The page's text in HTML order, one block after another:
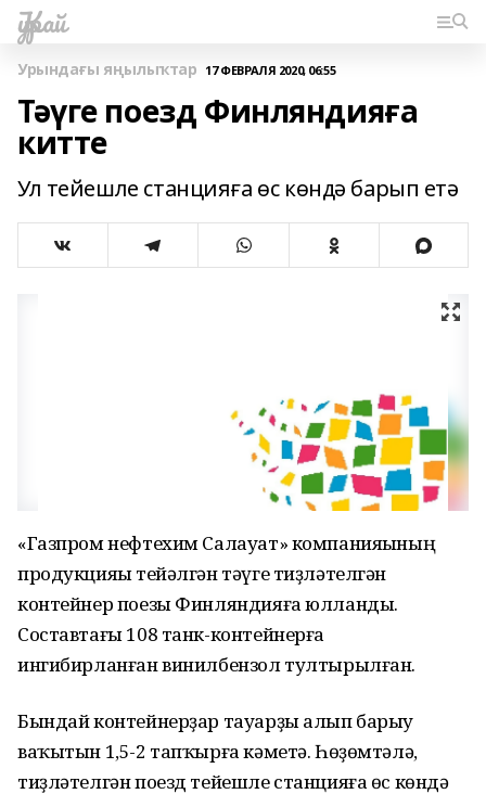
Ҡурай
Урындағы яңылыҡтар 17 ФЕВРАЛЯ 2020, 06:55
Тәүге поезд Финляндияға
китте
Ул тейешле станцияға өс көндә барып етә
«Газпром нефтехим Салауат» компанияһының
продукцияһы тейәлгән тәүге тиҙләтелгән
контейнер поезы Финляндияға юлланды.
Составтағы 108 танк-контейнерға
ингибирланған винилбензол тултырылған.
Бындай контейнерҙар тауарҙы алып барыу
ваҡытын 1,5-2 тапҡырға кәметә. Һөҙөмтәлә,
тиҙләтелгән поезд тейешле станцияға өс көндә